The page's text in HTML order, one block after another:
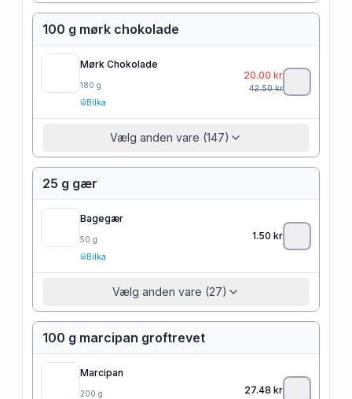
100 g mørk chokolade
Mørk Chokolade
180 g
Bilka
20.00 kr
42.50kr
Vælg anden vare (147)
25 g gær
Bagegær
50 g
Bilka
1.50 kr
Vælg anden vare (27)
100 g marcipan groftrevet
Marcipan
200 g
27.48 kr